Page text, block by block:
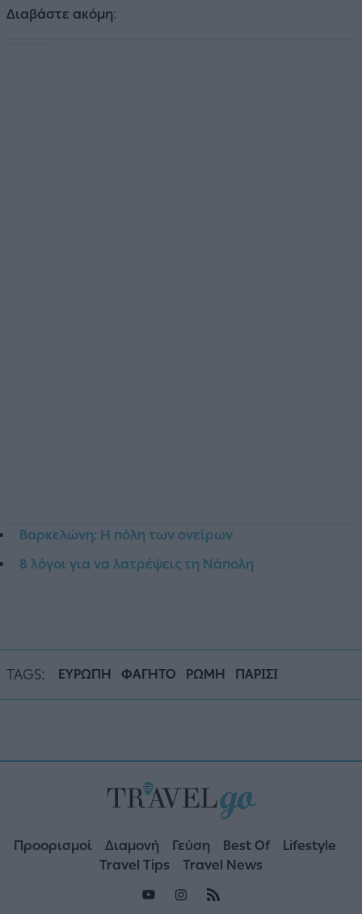
Διαβάστε ακόμη:
Βαρκελώνη: Η πόλη των ονείρων
8 λόγοι για να λατρέψεις τη Νάπολη
TAGS: ΕΥΡΩΠΗ ΦΑΓΗΤΟ ΡΩΜΗ ΠΑΡΙΣΙ
Προορισμοί Διαμονή Γεύση Best Of
Lifestyle
Travel Tips
Travel News